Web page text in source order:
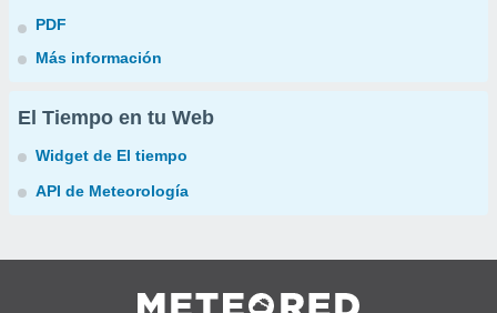
PDF
Más información
El Tiempo en tu Web
Widget de El tiempo
API de Meteorología